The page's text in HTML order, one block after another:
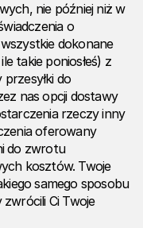
nie później niż w
o
dokonane
takie poniosłeś) z
do
nas opcji dostawy
rzeczy inny
oferowany
do zwrotu
kosztów. Twoje
samego sposobu
zwrócili Ci Twoje